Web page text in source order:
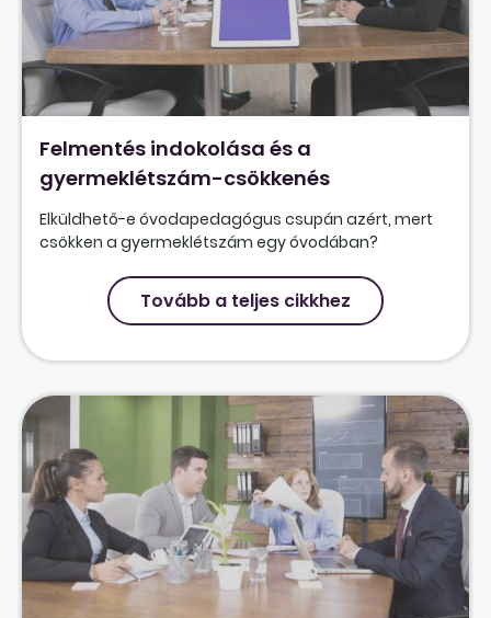
Felmentés indokolása és a
gyermeklétszám-csökkenés
Elküldhető-e óvodapedagógus csupán azért, mert
csökken a gyermeklétszám egy óvodában?
Tovább a teljes cikkhez